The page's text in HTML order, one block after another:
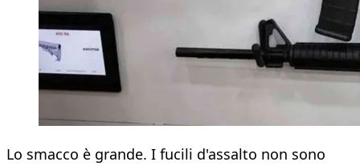
Lo smacco è grande. I fucili d'assalto non sono